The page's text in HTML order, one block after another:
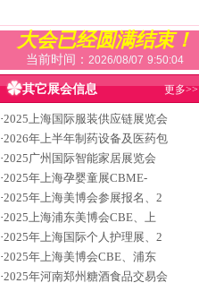
大会已经圆满结束！
当前时间： 2026/08/07 9:50:05
其它展会信息 更多>>
·2025上海国际服装供应链展览会
·2026年上半年制药设备及医药包
·2025广州国际智能家居展览会
·2025年上海孕婴童展CBME-
·2025年上海美博会参展报名、2
·2025上海浦东美博会CBE、上
·2025年上海国际个人护理展、2
·2025年上海美博会CBE、浦东
·2025年河南郑州糖酒食品交易会